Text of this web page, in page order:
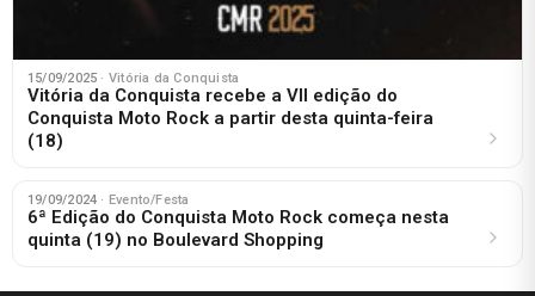
15/09/2025 · Vitória da Conquista
Vitória da Conquista recebe a VII edição do
Conquista Moto Rock a partir desta quinta-feira
(18)
19/09/2024 · Evento/Festa
6ª Edição do Conquista Moto Rock começa nesta
quinta (19) no Boulevard Shopping